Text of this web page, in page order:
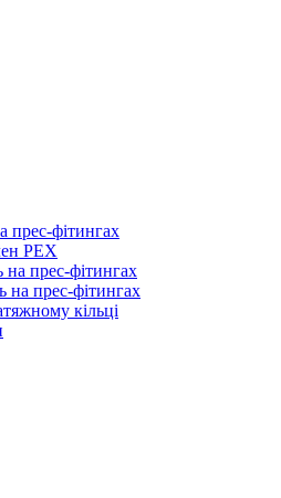
прес-фітингах
PEX
прес-фітингах
на прес-фітингах
кільці